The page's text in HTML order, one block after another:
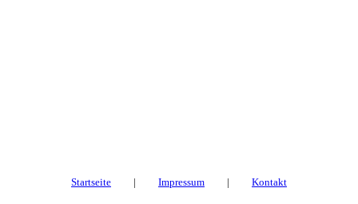
Startseite | Impressum | Kontakt